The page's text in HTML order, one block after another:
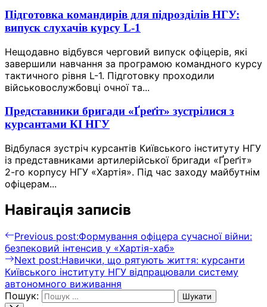
Підготовка командирів для підрозділів НГУ:
випуск слухачів курсу L-1
Нещодавно відбувся черговий випуск офіцерів, які
завершили навчання за програмою командного курсу
тактичного рівня L-1. Підготовку проходили
військовослужбовці очної та...
Представники бригади «Ґреґіт» зустрілися з
курсантами КІ НГУ
Відбулася зустріч курсантів Київського інституту НГУ
із представниками артилерійської бригади «Ґреґіт»
2-го корпусу НГУ «Хартія». Під час заходу майбутнім
офіцерам...
Навігація записів
Previous post:Формування офіцера сучасної війни:
безпековий інтенсив у «Хартія-хаб»
Next post:Навички, що рятують життя: курсанти
Київського інституту НГУ відпрацювали систему
автономного виживання
Пошук: